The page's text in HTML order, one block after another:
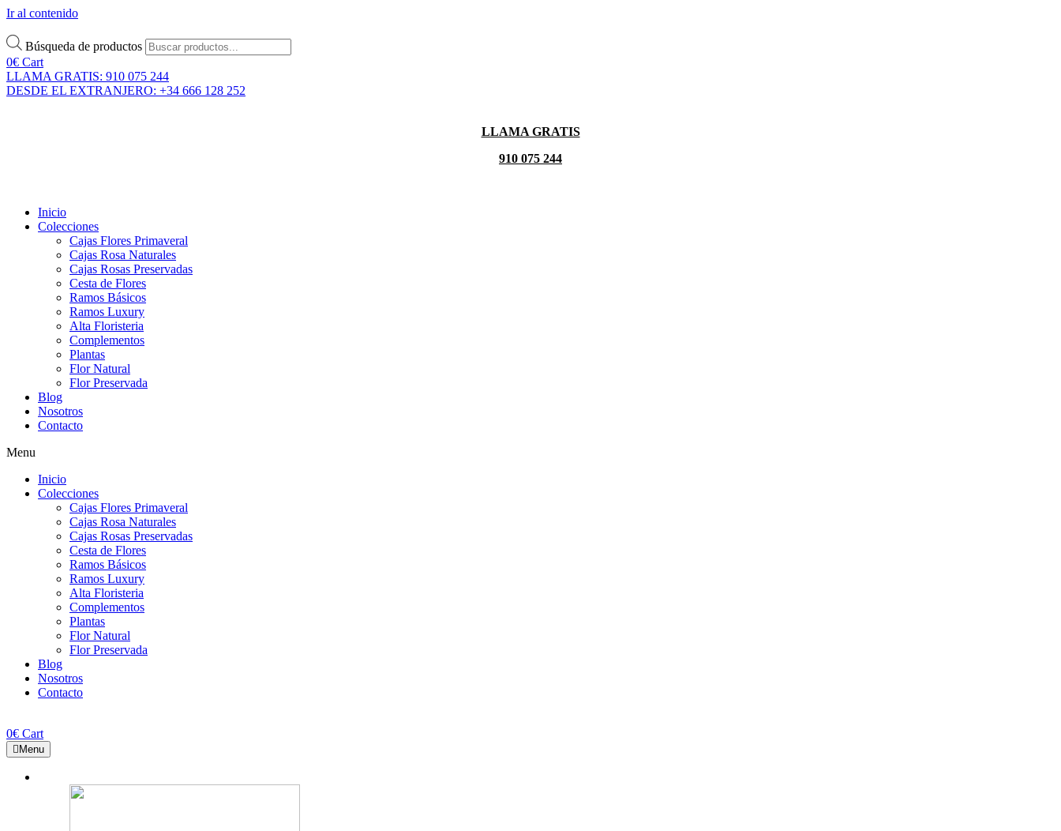
Ir al contenido
Búsqueda de productos
0€ Cart
LLAMA GRATIS: 910 075 244
DESDE EL EXTRANJERO: +34 666 128 252
LLAMA GRATIS
910 075 244
Inicio
Colecciones
Cajas Flores Primaveral
Cajas Rosa Naturales
Cajas Rosas Preservadas
Cesta de Flores
Ramos Básicos
Ramos Luxury
Alta Floristeria
Complementos
Plantas
Flor Natural
Flor Preservada
Blog
Nosotros
Contacto
Menu
Inicio
Colecciones
Cajas Flores Primaveral
Cajas Rosa Naturales
Cajas Rosas Preservadas
Cesta de Flores
Ramos Básicos
Ramos Luxury
Alta Floristeria
Complementos
Plantas
Flor Natural
Flor Preservada
Blog
Nosotros
Contacto
0€ Cart
Menu